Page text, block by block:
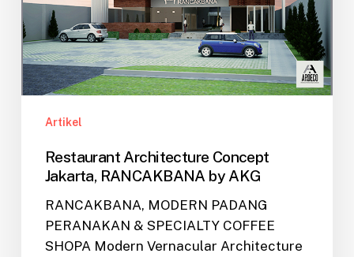
AKG
Artikel
Restaurant Architecture Concept
Jakarta, RANCAKBANA by AKG
RANCAKBANA, MODERN PADANG
PERANAKAN & SPECIALTY COFFEE
SHOPA Modern Vernacular Architecture